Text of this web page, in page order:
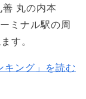
丸の内本
ミナル駅の周
す。
キング」を読む